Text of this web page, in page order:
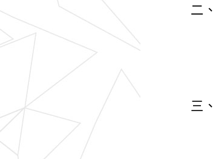
二、
三、